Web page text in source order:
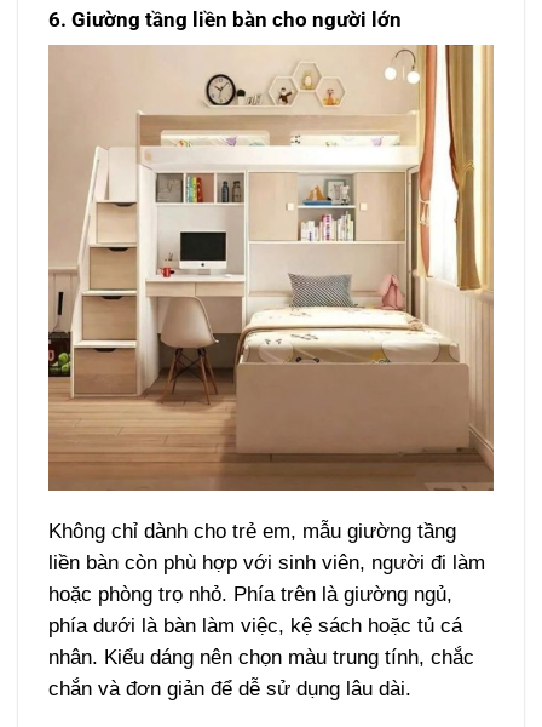
6. Giường tầng liền bàn cho người lớn
Không chỉ dành cho trẻ em, mẫu giường tầng
liền bàn còn phù hợp với sinh viên, người đi làm
hoặc phòng trọ nhỏ. Phía trên là giường ngủ,
phía dưới là bàn làm việc, kệ sách hoặc tủ cá
nhân. Kiểu dáng nên chọn màu trung tính, chắc
chắn và đơn giản để dễ sử dụng lâu dài.